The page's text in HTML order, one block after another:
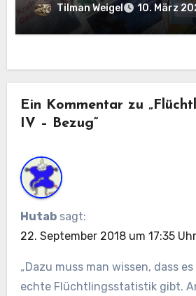
Tilman Weigel 10. März
Ein Kommentar zu
IV – Bezug“
Hutab sagt:
22. September 2018 um 17:35 Uhr
„Dazu muss man wissen, dass
echte Flüchtlingsstatistik gibt.